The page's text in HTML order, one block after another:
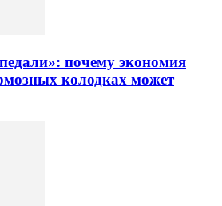
почему экономия
колодках может